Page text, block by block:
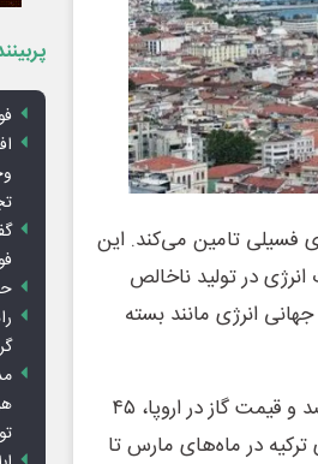
فسیلی تامین می‌کند. این
۲۰ از نظر سهم واردات انرژی در تولید ناخالص
انرژی مانند بسته
قیمت نفت برنت بین ۲۸ فوریه تا اول مه ۲۰۲۶ به میزان ۵۰ درصد و قیمت گاز در اروپا، ۴۵
در ماه‌های مارس تا